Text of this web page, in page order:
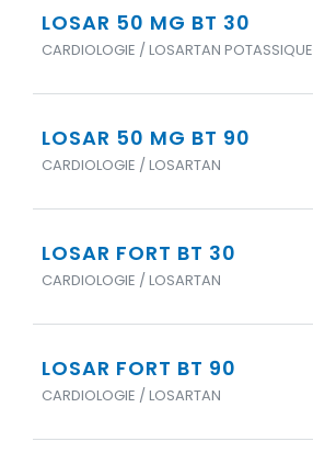
LOSAR 50 MG BT 30
CARDIOLOGIE / LOSARTAN POTASSIQUE
LOSAR 50 MG BT 90
CARDIOLOGIE / LOSARTAN
LOSAR FORT BT 30
CARDIOLOGIE / LOSARTAN
LOSAR FORT BT 90
CARDIOLOGIE / LOSARTAN